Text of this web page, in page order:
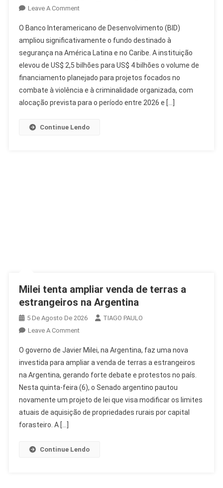
Leave A CommentOn
Amplia
Fundo
Para
Segurança
Na
América
O Banco Interamericano de Desenvolvimento (BID)
ampliou significativamente o fundo destinado à
segurança na América Latina e no Caribe. A instituição
elevou de US$ 2,5 bilhões para US$ 4 bilhões o volume de
financiamento planejado para projetos focados no
combate à violência e à criminalidade organizada, com
alocação prevista para o período entre 2026 e […]
Continue Lendo
Milei tenta ampliar venda de terras a
estrangeiros na Argentina
5 De Agosto De 2026
TIAGO PAULO
Leave A CommentOn
Tenta
Ampliar
Venda
De
Terras
A
O governo de Javier Milei, na Argentina, faz uma nova
investida para ampliar a venda de terras a estrangeiros
na Argentina, gerando forte debate e protestos no país.
Nesta quinta-feira (6), o Senado argentino pautou
novamente um projeto de lei que visa modificar os limites
atuais de aquisição de propriedades rurais por capital
forasteiro. A […]
Continue Lendo